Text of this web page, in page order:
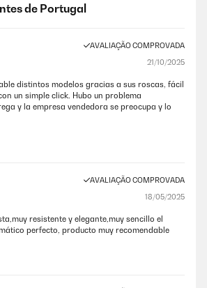
de Portugal
AVALIAÇÃO COMPROVADA
21/10/2025
distintos modelos gracias a sus roscas, fácil
un simple click. Hubo un problema
y la empresa vendedora se preocupa y lo
AVALIAÇÃO COMPROVADA
18/05/2025
resistente y elegante,muy sencillo el
perfecto, producto muy recomendable